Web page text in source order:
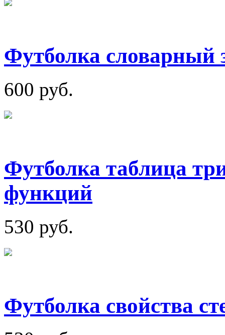
Футболка словарный
600 руб.
Футболка таблица
функций
530 руб.
Футболка свойства